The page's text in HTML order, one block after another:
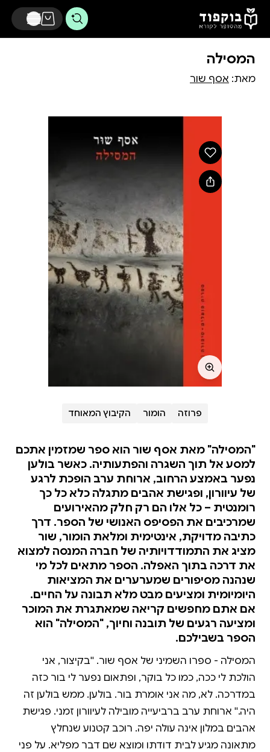
דלג לתוכן הראשי
המסילה
מאת: אסף שור
פרוזה הומור הקיבוץ המאוחד
"המסילה" מאת אסף שור הוא ספר שמזמין אתכם
למסע אל תוך השגרה והפתעותיה. כאשר בולען
נפער באמצע הרחוב, ארוחת ערב הופכת לרגע
של עיוורון, ופגישת אהבים מתגלה כלא כל כך
רומנטית – כל אלו הם רק חלק מהאירועים
שמרכיבים את הפסיפס האנושי של הספר. דרך
כתיבה מדויקת, אינטימית ומלאת הומור, שור
מציג את התמודדויותיה של חברה המנסה למצוא
את דרכה בתוך האפלה. הספר מתאים לכל מי
שנהנה מסיפורים שמערערים את המציאות
היומיומית ומציעים מבט מלא תבונה על החיים.
אם אתם מחפשים קריאה שמאתגרת את המוכר
ומציעה רגעים של תובנה וחיוך, "המסילה" הוא
הספר בשבילכם.
המסילה - ספרו השמיני של אסף שור. ''בקיצור, אני
הולכת לי ככה, כמו כל בוקר, ופתאום נפער לי בור כזה
במדרכה. לא, מה אני אומרת בור. בולען. ממש בולען זה
היה.'' ארוחת ערב ברביעייה מובילה לעיוורון זמני. פגישת
אהבים במלון אינה עולה יפה. רוכב קטנוע שנחלץ
מתאונה מגיע לבית דודתו ומוצא שם דבר מפליא. על פני